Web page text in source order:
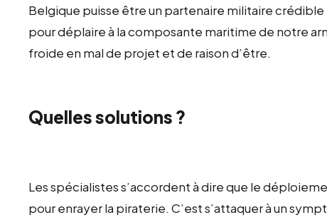
Belgique puisse être un partenaire militaire
pour déplaire à la composante maritime de notre
froide en mal de projet et de raison d’être.
Quelles solutions ?
Les spécialistes s’accordent à dire que le
pour enrayer la piraterie. C’est s’attaquer à un